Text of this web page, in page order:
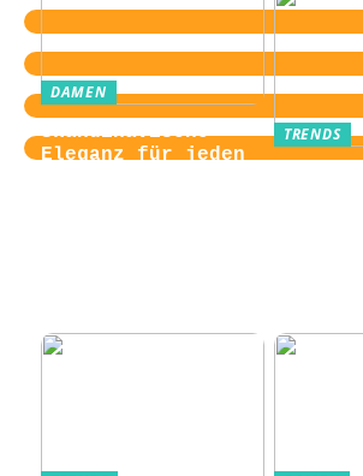
DAMEN
Skandinavische
Eleganz für jeden
TRENDS